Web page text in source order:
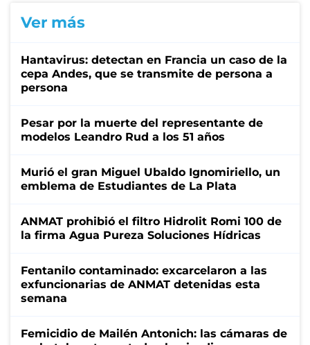
Ver más
Hantavirus: detectan en Francia un caso de la
cepa Andes, que se transmite de persona a
persona
Pesar por la muerte del representante de
modelos Leandro Rud a los 51 años
Murió el gran Miguel Ubaldo Ignomiriello, un
emblema de Estudiantes de La Plata
ANMAT prohibió el filtro Hidrolit Romi 100 de
la firma Agua Pureza Soluciones Hídricas
Fentanilo contaminado: excarcelaron a las
exfuncionarias de ANMAT detenidas esta
semana
Femicidio de Mailén Antonich: las cámaras de